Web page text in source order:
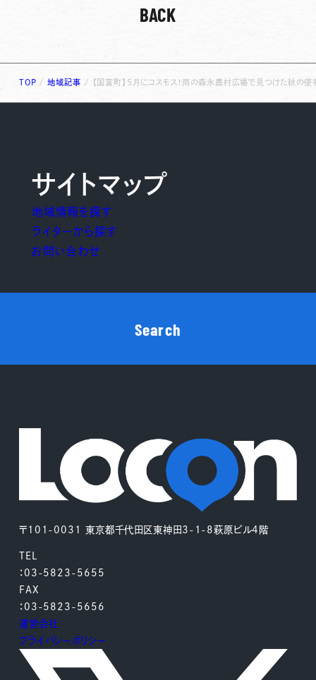
BACK
TOP /地域記事 / 【国富町】5月にコスモス！雨の森永農村広場で見つけた秋の使
〒101-0031 東京都千代田区東神田3-1-8萩原ビル4階
TEL
：03-5823-5655
FAX
：03-5823-5656
運営会社
プライバシーポリシー
サイトマップ
地域情報を探す
ライターから探す
お問い合わせ
Search